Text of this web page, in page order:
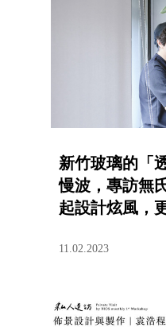
新竹玻璃的「
慢波，專訪無
起設計炫風，
11.02.2023